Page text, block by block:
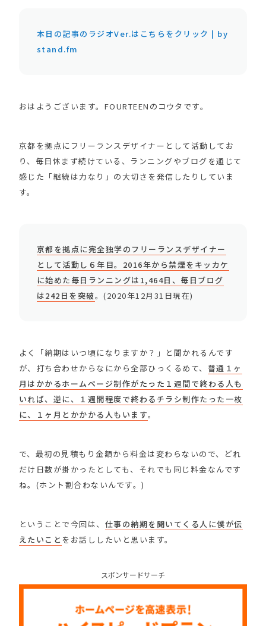
本日の記事のラジオVer.はこちらをクリック | by
stand.fm
おはようございます。FOURTEENのコウタです。
京都を拠点にフリーランスデザイナーとして活動してお
り、毎日休まず続けている、ランニングやブログを通じて
感じた「継続は力なり」の大切さを発信したりしていま
す。
京都を拠点に完全独学のフリーランスデザイナー
として活動し６年目。2016年から禁煙をキッカケ
に始めた毎日ランニングは1,464日、毎日ブログ
は242日を突破。(2020年12月31日現在)
よく「納期はいつ頃になりますか？」と聞かれるんです
が、打ち合わせからなにから全部ひっくるめて、 普通１ヶ
月はかかるホームページ制作がたった１週間で終わる人も
いれば、逆に、１週間程度で終わるチラシ制作たった一枚
に、１ヶ月とかかかる人もいます。
で、最初の見積もり金額から料金は変わらないので、どれ
だけ日数が掛かったとしても、それでも同じ料金なんです
ね。(ホント割合わないんです。)
ということで今回は、 仕事の納期を聞いてくる人に僕が伝
えたいこと をお話ししたいと思います。
スポンサードサーチ